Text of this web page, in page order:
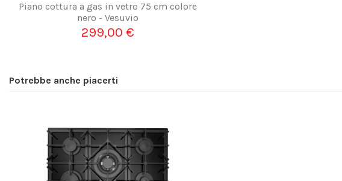
Piano cottura a gas in vetro 75 cm colore
nero - Vesuvio
299,00 €
Potrebbe anche piacerti